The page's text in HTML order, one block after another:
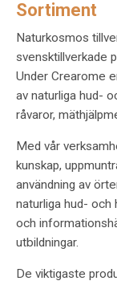
Sortiment
Naturkosmos
svensktillverkade
Under Crearome
av naturliga hud-
råvaror,
Med vår
kunskap,
användning av
naturliga hud- och
och
utbildningar.
De viktigaste